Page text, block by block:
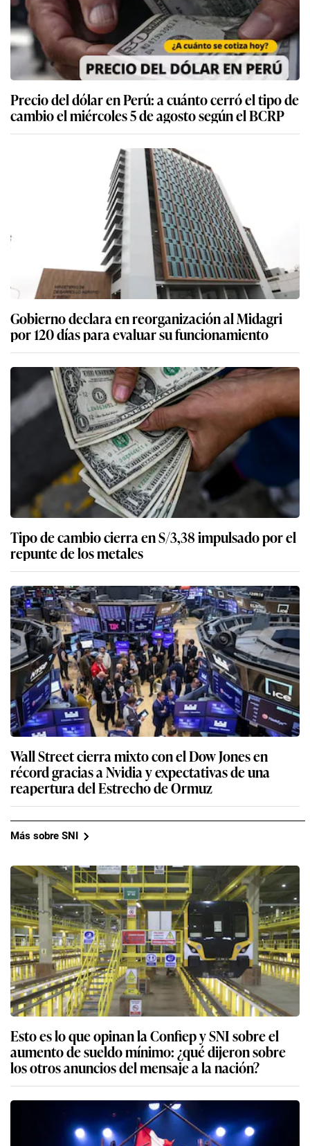
Precio del dólar en Perú: a cuánto cerró el tipo de
cambio el miércoles 5 de agosto según el BCRP
Gobierno declara en reorganización al Midagri
por 120 días para evaluar su funcionamiento
Tipo de cambio cierra en S/3,38 impulsado por el
repunte de los metales
Wall Street cierra mixto con el Dow Jones en
récord gracias a Nvidia y expectativas de una
reapertura del Estrecho de Ormuz
Más sobre SNI
Esto es lo que opinan la Confiep y SNI sobre el
aumento de sueldo mínimo: ¿qué dijeron sobre
los otros anuncios del mensaje a la nación?